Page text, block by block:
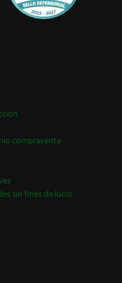
compraventa
sin fines de lucro